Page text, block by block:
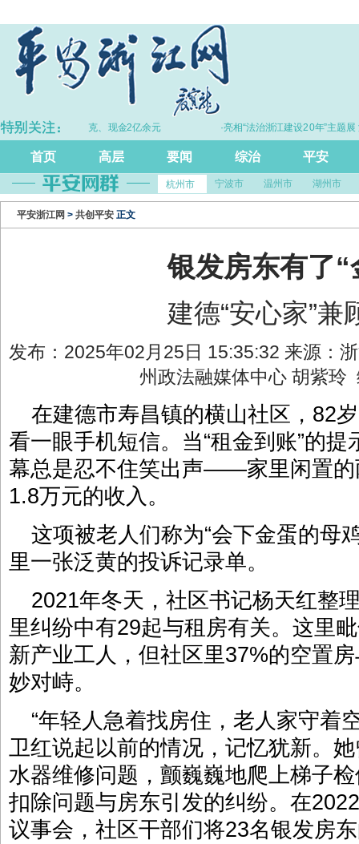
拦截黄金30余千克、现金2亿余元
·亮相“法治浙江建设20年”主题展 浙
首页 高层 要闻 综治 平安
杭州市 宁波市 温州市 湖州市
平安浙江网 > 共创平安 正文
银发房东有了“
建德“安心家”兼
发布：2025年02月25日 15:35:32 来源：
州政法融媒体中心 胡紫
在建德市寿昌镇的横山社区，82
看一眼手机短信。当“租金到账”的
幕总是忍不住笑出声——家里闲置的
1.8万元的收入。
这项被老人们称为“会下金蛋的母
里一张泛黄的投诉记录单。
2021年冬天，社区书记杨天红整
里纠纷中有29起与租房有关。这里
新产业工人，但社区里37%的空置
妙对峙。
“年轻人急着找房住，老人家守着
卫红说起以前的情况，记忆犹新。
水器维修问题，颤巍巍地爬上梯子
扣除问题与房东引发的纠纷。在
议事会，社区干部们将23名银发房